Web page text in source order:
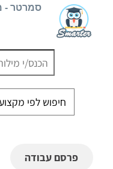
סמרטר -
פרסם עבודה